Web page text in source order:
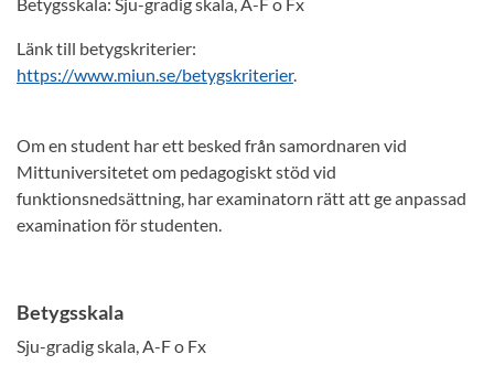
Länk till betygskriterier:
https://www.miun.se/betygskriterier.
Om en student har ett besked från samordnaren vid
Mittuniversitetet om pedagogiskt stöd vid
funktionsnedsättning, har examinatorn rätt att ge anpassad
examination för studenten.
Betygsskala
Sju-gradig skala, A-F o Fx